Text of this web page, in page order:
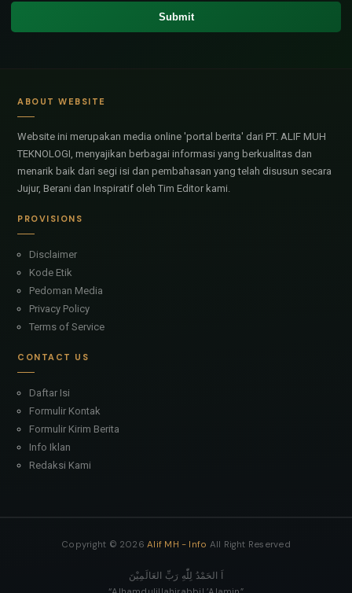
ABOUT WEBSITE
Website ini merupakan media online 'portal berita' dari PT. ALIF MUH
TEKNOLOGI, menyajikan berbagai informasi yang berkualitas dan
menarik baik dari segi isi dan pembahasan yang telah disusun secara
Jujur, Berani dan Inspiratif oleh Tim Editor kami.
PROVISIONS
Disclaimer
Kode Etik
Pedoman Media
Privacy Policy
Terms of Service
CONTACT US
Daftar Isi
Formulir Kontak
Formulir Kirim Berita
Info Iklan
Redaksi Kami
Copyright © 2026Alif MH - Info All Right Reserved
اَ الحَمْدُ لِلّٰهِ رَبِّ العَالَمِيْنَ